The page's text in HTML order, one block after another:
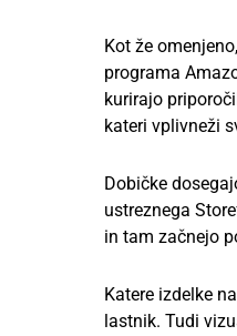
Kot že
programa
kurirajo
kateri vplivneži
Dobičke
ustreznega
in tam začnejo
Katere izdelke
lastnik. Tudi